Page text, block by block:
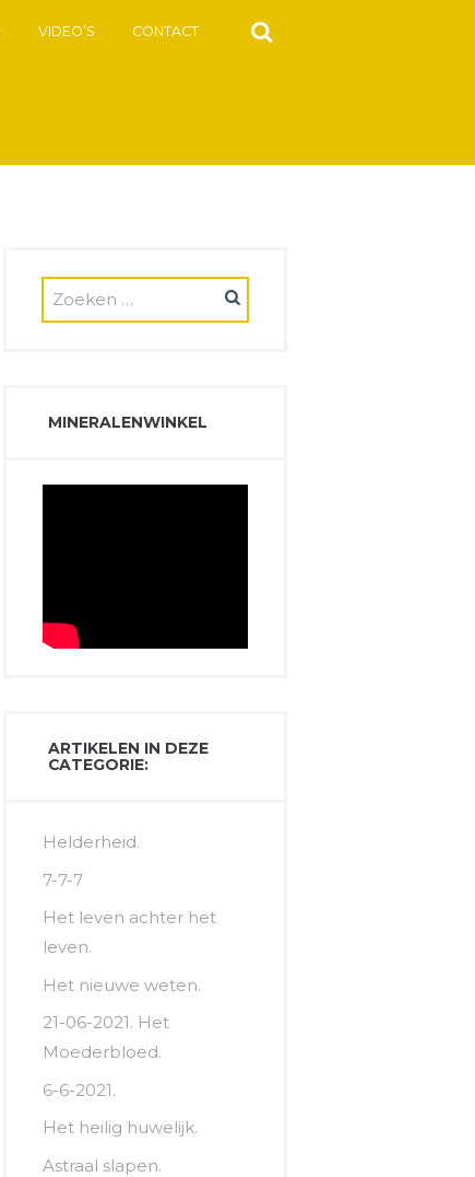
VIDEO’S CONTACT
MINERALENWINKEL
ARTIKELEN IN DEZE
CATEGORIE:
Helderheid.
7-7-7
Het leven achter het
leven.
Het nieuwe weten.
21-06-2021. Het
Moederbloed.
6-6-2021.
Het heilig huwelijk.
Astraal slapen.